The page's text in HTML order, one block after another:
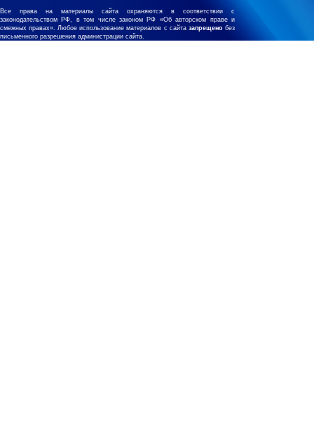
Все права на материалы сайта охраняются в соответствии с
законодательством РФ, в том числе законом РФ «Об авторском праве и
смежных правах». Любое использование материалов с сайта запрещенобез
письменного разрешения администрации сайта.